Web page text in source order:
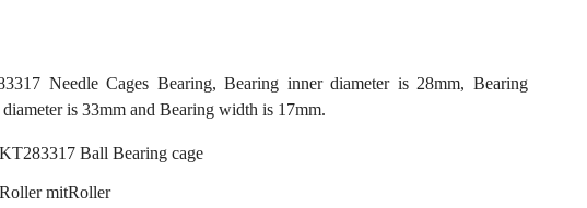
Needle Cages Bearing, Bearing inner diameter is 28mm, Bearing
diameter is 33mm and Bearing width is 17mm.
KT283317 Ball Bearing cage
Roller mitRoller